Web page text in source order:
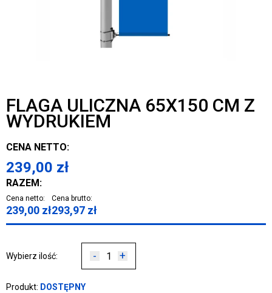
FLAGA ULICZNA 65X150 CM Z
WYDRUKIEM
CENA NETTO:
239,00 zł
RAZEM:
Cena netto:
239,00 zł
Cena brutto:
293,97 zł
Wybierz ilość: - +
Produkt: DOSTĘPNY